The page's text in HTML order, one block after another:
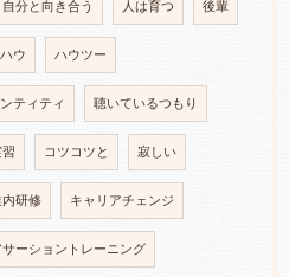
自分と向き合う 人は育つ 後輩
ウ ハウツー
ティティ 聴いているつもり
コツコツと 寂しい
研修 キャリアチェンジ
サーショントレーニング